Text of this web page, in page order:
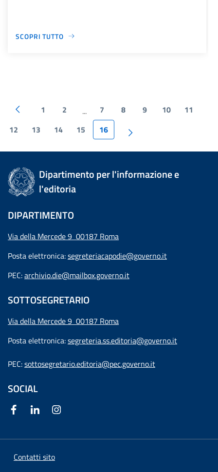
SCOPRI TUTTO
1 2 ... 7 8 9 10
11
12
13 14 15 16
Dipartimento per l'informazione e
l'editoria
DIPARTIMENTO
Via della Mercede 9 00187 Roma
Posta elettronica:segreteriacapodie@governo.it
PEC:archivio.die@mailbox.governo.it
SOTTOSEGRETARIO
Via della Mercede 9 00187 Roma
Posta elettronica:segreteria.ss.editoria@governo.it
PEC:sottosegretario.editoria@pec.governo.it
SOCIAL
Contatti sito